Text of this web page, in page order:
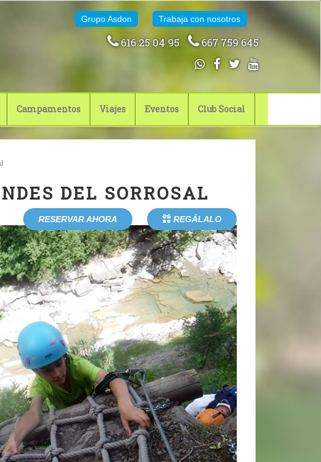
Grupo Asdon Trabaja con nosotros
616 25 04 95 667 759 645
Campamentos Viajes Eventos Club Social
DEL SORROSAL
RESERVAR AHORA REGÁLALO